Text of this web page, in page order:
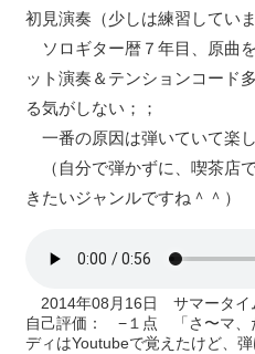
初見演奏（少しは練習してい
ソロギター暦７年目、原曲
ット演奏＆テンションコード
る気がしない；；
一番の原因は弾いていて楽
（自分で弾かずに、喫茶店
きたいジャンルですね＾＾）
2014年08月16日 サマータイ
自己評価： −１点 「さ〜マ、
ディはYoutubeで覚えたけど、